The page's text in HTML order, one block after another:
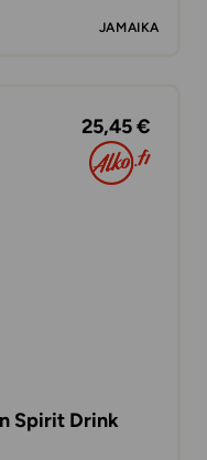
JAMAIKA
25,45 €
Spirit Drink